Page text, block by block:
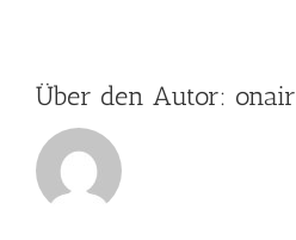
Über den Autor: onair